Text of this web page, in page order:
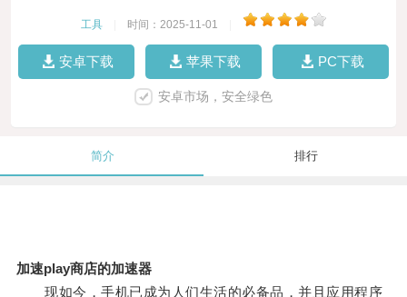
工具 时间：2025-11-01
安卓下载 苹果下载 PC下载
安卓市场，安全绿色
简介 排行
加速play商店的加速器
现如今，手机已成为人们生活的必备品，并且应用程序